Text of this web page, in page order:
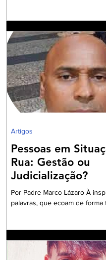
Comissões formadas por
Advogadas com a missão de
a Garantia Constitucional
nossa Carta Política de 1988,
grandioso Projeto de
dos Advogados na
profissionais da Advocacia
Pessoas em
Rua: Gestão ou
Judicialização?
Por Padre Marco Lázaro À
palavras, que ecoam de forma
debate eleitoral , impõe que seja aberto um
exaustivo debate sobre a
Artigos